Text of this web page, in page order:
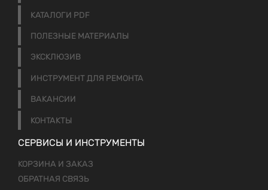
КАТАЛОГИ PDF
ПОЛЕЗНЫЕ МАТЕРИАЛЫ
ЭКСКЛЮЗИВ
ИНСТРУМЕНТ ДЛЯ РЕМОНТА
ВАКАНСИИ
КОНТАКТЫ
СЕРВИСЫ И ИНСТРУМЕНТЫ
КОРЗИНА И ЗАКАЗ
ОБРАТНАЯ СВЯЗЬ